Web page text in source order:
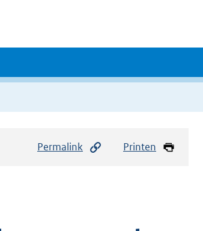
Permalink Printen